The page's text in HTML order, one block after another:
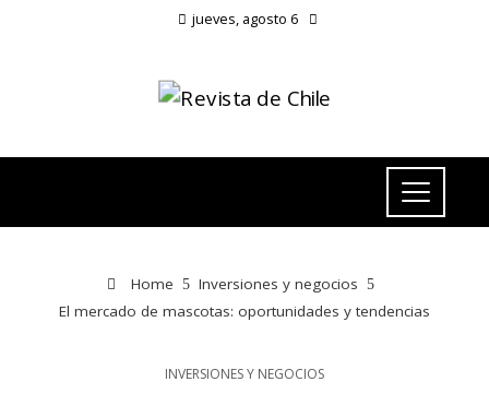
jueves, agosto 6
Home
Inversiones y negocios
El mercado de mascotas: oportunidades y tendencias
INVERSIONES Y NEGOCIOS